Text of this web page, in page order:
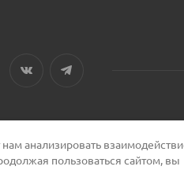
анализировать
пользоваться сайтом, вы